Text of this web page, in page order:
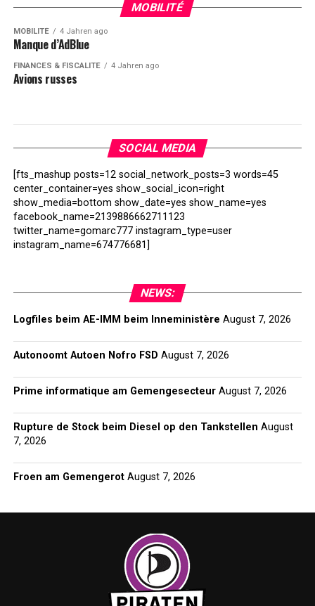
MOBILITÉ
MOBILITÉ 4 Jahren ago
Manque d’AdBlue
FINANCES & FISCALITÉ 4 Jahren ago
Avions russes
SOCIAL MEDIA
[fts_mashup posts=12 social_network_posts=3 words=45
center_container=yes show_social_icon=right
show_media=bottom show_date=yes show_name=yes
facebook_name=2139886662711123
twitter_name=gomarc777 instagram_type=user
instagram_name=674776681]
NEWS:
Logfiles beim AE-IMM beim Inneministère August 7, 2026
Autonoomt Autoen Nofro FSD August 7, 2026
Prime informatique am Gemengesecteur August 7, 2026
Rupture de Stock beim Diesel op den Tankstellen August
7, 2026
Froen am Gemengerot August 7, 2026